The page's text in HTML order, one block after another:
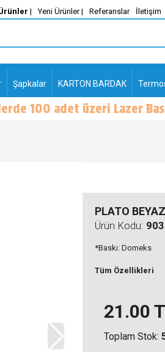
| Yeni Ürünler | Referanslar İletişim
Şapkalar KARTON BARDAK
PLASTİK TÜKENMEZ
-
PLATO
Ürün Kodu:
*Baskı: Domeks
Tüm Özellikleri
21.00
Toplam Stok: